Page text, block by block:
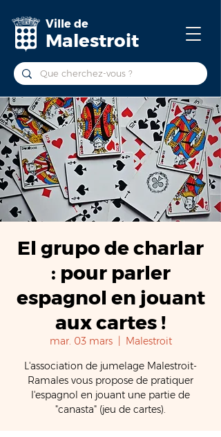
Ville de
Malestroit
El grupo de charlar
: pour parler
espagnol en jouant
aux cartes !
mar. 03 mars
  |
Malestroit
L'association de jumelage Malestroit-
Ramales vous propose de pratiquer
l'espagnol en jouant une partie de
"canasta" (jeu de cartes).